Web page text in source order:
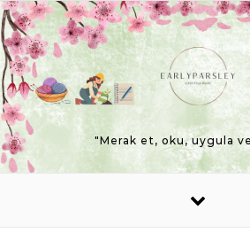
Skip to content
"Merak et, oku, uygula